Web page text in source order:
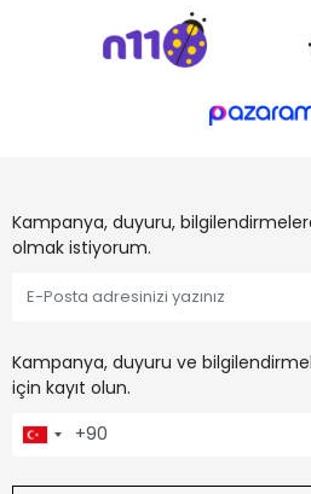
Kampanya, duyuru,
olmak istiyorum.
Kampanya, duyuru ve
için kayıt olun.